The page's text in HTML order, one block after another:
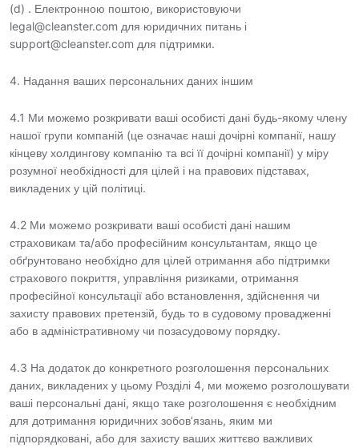
(d) . Електронною поштою, використовуючи
legal@cleanster.com для юридичних питань і
support@cleanster.com для підтримки.
4. Надання ваших персональних даних іншим
4.1 Ми можемо розкривати ваші особисті дані будь-якому члену
нашої групи компаній (це означає наші дочірні компанії, нашу
кінцеву холдингову компанію та всі її дочірні компанії) у міру
розумної необхідності для цілей і на правових підставах,
викладених у цій політиці.
4.2 Ми можемо розкривати ваші особисті дані нашим
страховикам та/або професійним консультантам, якщо це
обґрунтовано необхідно для цілей отримання або підтримки
страхового покриття, управління ризиками, отримання
професійної консультації або встановлення, здійснення чи
захисту правових претензій, будь то в судовому провадженні
або в адміністративному чи позасудовому порядку.
4.3 На додаток до конкретного розголошення персональних
даних, викладених у цьому Розділі 4, ми можемо розголошувати
ваші персональні дані, якщо таке розголошення є необхідним
для дотримання юридичних зобов’язань, яким ми
підпорядковані, або для захисту ваших життєво важливих